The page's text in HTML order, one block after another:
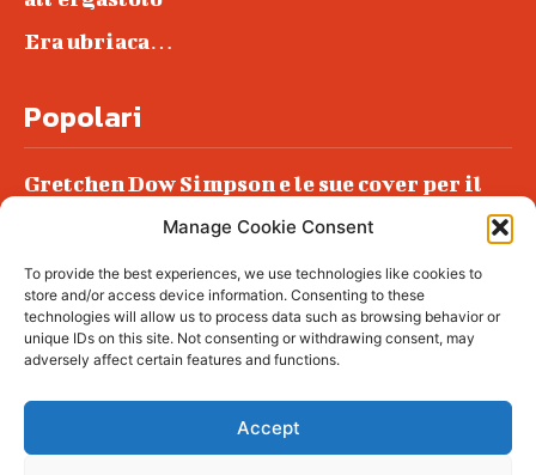
Manage Cookie Consent
To provide the best experiences, we use technologies like cookies to
store and/or access device information. Consenting to these
technologies will allow us to process data such as browsing behavior or
unique IDs on this site. Not consenting or withdrawing consent, may
adversely affect certain features and functions.
Accept
Era ubriaca…
Popolari
Gretchen Dow Simpson e le sue cover per il
Podlech, il Cile lo ha condannato
all’ergastolo
Era ubriaca…